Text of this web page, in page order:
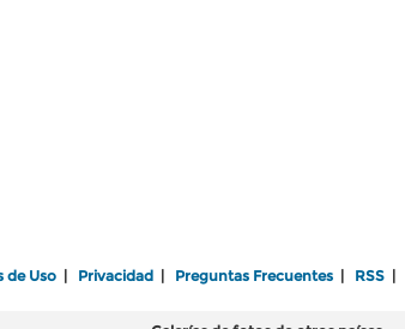
de Uso Privacidad Preguntas Frecuentes RSS